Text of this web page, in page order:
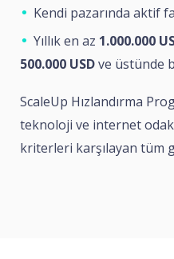
Kendi pazarında aktif
Yıllık en az 1.000.000
500.000 USDve üstünde
ScaleUp Hızlandırma
teknoloji ve internet
kriterleri karşılayan tüm